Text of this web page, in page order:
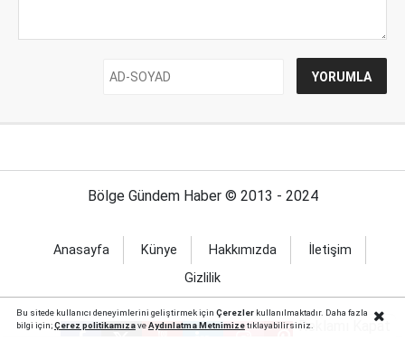
Bölge Gündem Haber © 2013 - 2024
Anasayfa Künye Hakkımızda
İletişim
Gizlilik
Bu sitede kullanıcı deneyimlerini geliştirmek için Çerezlerkullanılmaktadır. Daha fazla
bilgi için;Çerez politikamızaveAydınlatma Metnimizetıklayabilirsiniz.Reklamı Kapat